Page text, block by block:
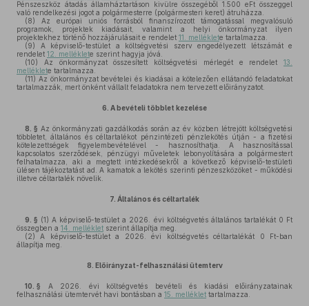
Pénszeszköz átadás államháztartáson kivülre összegéből 1.500 eFt összeggel
való rendelkezési jogot a polgármesterre (polgármesteri keret) átruházza.
(8) Az európai uniós forrásból finanszírozott támogatással megvalósuló
programok, projektek kiadásait, valamint a helyi önkormányzat ilyen
projektekhez történő hozzájárulásait e rendelet 11. melléklete tartalmazza.
(9) A képviselő-testület a költségvetési szerv engedélyezett létszámát e
rendelet 12. melléklete szerint hagyja jóvá.
(10) Az önkormányzat összesített költségvetési mérlegét e rendelet 13.
melléklete tartalmazza.
(11) Az önkormányzat bevételei és kiadásai a kötelezően ellátandó feladatokat
tartalmazzák, mert önként vállalt feladatokra nem tervezett előirányzatot.
6. A bevételi többlet kezelése
8. § Az önkormányzati gazdálkodás során az év közben létrejött költségvetési
többletet, általános és céltartalékot pénzintézeti pénzlekötés útján - a fizetési
kötelezettségek figyelembevételével - hasznosíthatja. A hasznosítással
kapcsolatos szerződések, pénzügyi műveletek lebonyolítására a polgármestert
felhatalmazza, aki a megtett intézkedésekről a következő képviselő-testületi
ülésen tájékoztatást ad. A kamatok a lekötés szerinti pénzeszközöket - működési
illetve céltartalék növelik.
7. Általános és céltartalék
9. § (1) A képviselő-testület a 2026. évi költségvetés általános tartalékát 0 Ft
összegben a 14. melléklet szerint állapítja meg.
(2) A képviselő-testület a 2026. évi költségvetés céltartalékát 0 Ft-ban
állapítja meg.
8. Előirányzat-felhasználási ütemterv
10. § A 2026. évi költségvetés bevételi és kiadási előirányzatainak
felhasználási ütemtervét havi bontásban a 15. melléklet tartalmazza.